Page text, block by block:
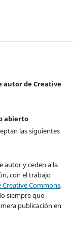
autor de Creative
abierto
las siguientes
autor y ceden a la
con el trabajo
Creative Commons,
siempre que
publicación en